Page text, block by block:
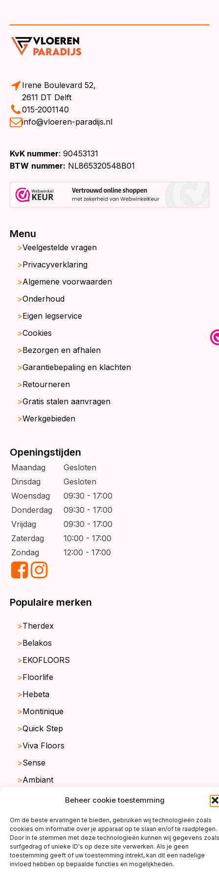
Beheer cookie toestemming
Om de beste ervaringen te bieden, gebruiken wij technologieën zoals
cookies om informatie over je apparaat op te slaan en/of te raadplegen.
Door in te stemmen met deze technologieën kunnen wij gegevens zoals
surfgedrag of unieke ID's op deze site verwerken. Als je geen
toestemming geeft of uw toestemming intrekt, kan dit een nadelige
invloed hebben op bepaalde functies en mogelijkheden.
Irene Boulevard 52,
2611 DT Delft
015-2001140
info@vloeren-paradijs.nl
KvK nummer: 90453131
BTW nummer: NL865320548B01
Menu
Veelgestelde vragen
Privacyverklaring
Algemene voorwaarden
Onderhoud
Eigen legservice
Cookies
Bezorgen en afhalen
Garantiebepaling en klachten
Retourneren
Gratis stalen aanvragen
Werkgebieden
Openingstijden
Maandag
Gesloten
Dinsdag
Gesloten
Woensdag
09:30 - 17:00
Donderdag
09:30 - 17:00
Vrijdag
09:30 - 17:00
Zaterdag
10:00 - 17:00
Zondag
12:00 - 17:00
Populaire merken
Therdex
Belakos
EKOFLOORS
Floorlife
Hebeta
Montinique
Quick Step
Viva Floors
Sense
Ambiant
copyright ©2026